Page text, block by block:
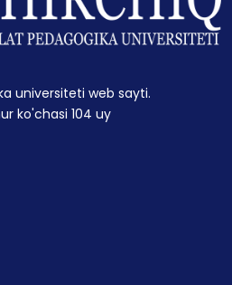
universiteti web sayti.
ko'chasi 104 uy